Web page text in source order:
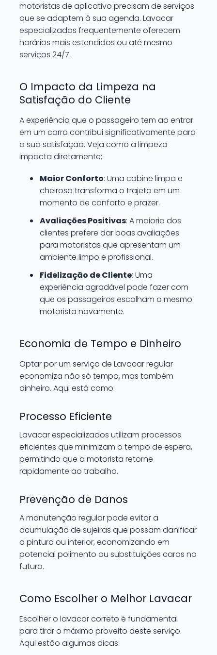
motoristas de aplicativo precisam de serviços
que se adaptem à sua agenda. Lavacar
especializados frequentemente oferecem
horários mais estendidos ou até mesmo
serviços 24/7.
O Impacto da Limpeza na
Satisfação do Cliente
A experiência que o passageiro tem ao entrar
em um carro contribui significativamente para
a sua satisfação. Veja como a limpeza
impacta diretamente:
Maior Conforto: Uma cabine limpa e
cheirosa transforma o trajeto em um
momento de conforto e prazer.
Avaliações Positivas: A maioria dos
clientes prefere dar boas avaliações
para motoristas que apresentam um
ambiente limpo e profissional.
Fidelização de Cliente: Uma
experiência agradável pode fazer com
que os passageiros escolham o mesmo
motorista novamente.
Economia de Tempo e Dinheiro
Optar por um serviço de Lavacar regular
economiza não só tempo, mas também
dinheiro. Aqui está como:
Processo Eficiente
Lavacar especializados utilizam processos
eficientes que minimizam o tempo de espera,
permitindo que o motorista retorne
rapidamente ao trabalho.
Prevenção de Danos
A manutenção regular pode evitar a
acumulação de sujeiras que possam danificar
a pintura ou interior, economizando em
potencial polimento ou substituições caras no
futuro.
Como Escolher o Melhor Lavacar
Escolher o lavacar correto é fundamental
para tirar o máximo proveito deste serviço.
Aqui estão algumas dicas: